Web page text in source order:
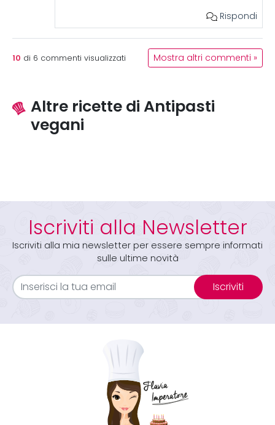
Rispondi
10 di 6 commenti visualizzati Mostra altri commenti »
Altre ricette di Antipasti
vegani
Iscriviti alla Newsletter
Iscriviti alla mia newsletter per essere sempre informati
sulle ultime novità
Iscriviti